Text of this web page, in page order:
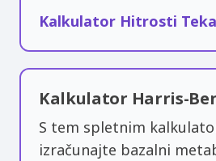
Kalkulator Hitrosti Teka
Kalkulator Harris-
S tem spletnim
izračunajte bazalni